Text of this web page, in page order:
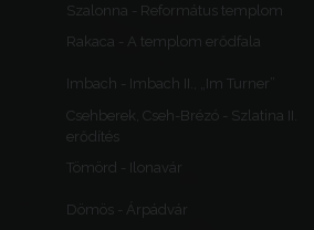
Szalonna - Református templom
Rakaca - A templom erődfala
Imbach - Imbach II., „Im Turner”
Csehberek, Cseh-Brézó - Szlatina II.
erődítés
Tömörd - Ilonavár
Dömös - Árpádvár